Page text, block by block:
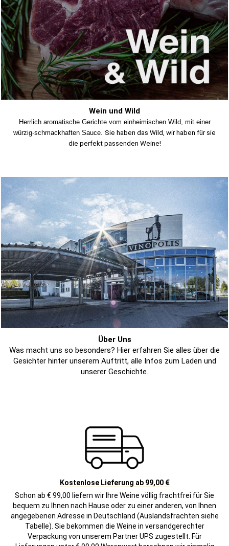
Wein und Wild
Herrlich aromatische Gerichte vom einheimischen Wild, mit einer
würzig-schmackhaften Sauce. Sie haben das Wild, wir haben für sie
die perfekt passenden Weine!
Über Uns
Was macht uns so besonders? Hier erfahren Sie alles über die
Gesichter hinter unserem Auftritt, alle Infos zum Laden und
unserer Geschichte.
Kostenlose Lieferung ab 99,00 €
Schon ab € 99,00 liefern wir Ihre Weine völlig frachtfrei für Sie
bequem zu Ihnen nach Hause oder zu einer anderen, von Ihnen
angegebenen Adresse in Deutschland (Auslandsfrachten siehe
Tabelle). Sie bekommen die Weine in versandgerechter
Verpackung von unserem Partner UPS zugestellt. Für